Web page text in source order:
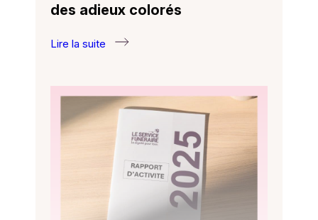
des adieux colorés
Lire la suite
:
papillons
papier